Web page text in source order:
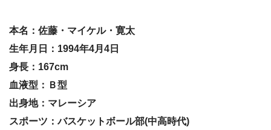
本名：佐藤・マイケル・寛太
生年月日：1994年4月4日
身長：167cm
血液型：Ｂ型
出身地：マレーシア
スポーツ：バスケットボール部(中高時代)